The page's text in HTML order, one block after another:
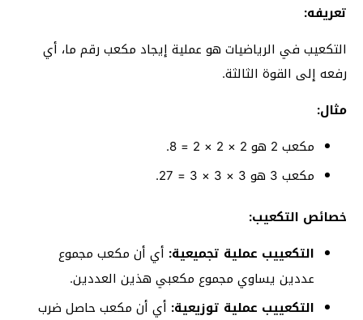
تعريفه:
التكعيب في الرياضيات هو عملية إيجاد مكعب رقم ما، أي
رفعه إلى القوة الثالثة.
مثال:
مكعب 2 هو 2 × 2 × 2 = 8.
مكعب 3 هو 3 × 3 × 3 = 27.
خصائص التكعيب:
التكعييب عملية تجميعية: أي أن مكعب مجموع
عددين يساوي مجموع مكعبي هذين العددين.
التكعييب عملية توزيعية: أي أن مكعب حاصل ضرب